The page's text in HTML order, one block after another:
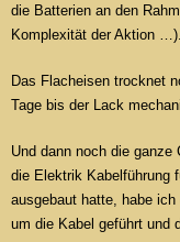
die Batterien an den
Komplexität der Aktion …).
Das Flacheisen trocknet
Tage bis der Lack
Und dann noch die
die Elektrik Kabelführung
ausgebaut hatte, habe
um die Kabel geführt und